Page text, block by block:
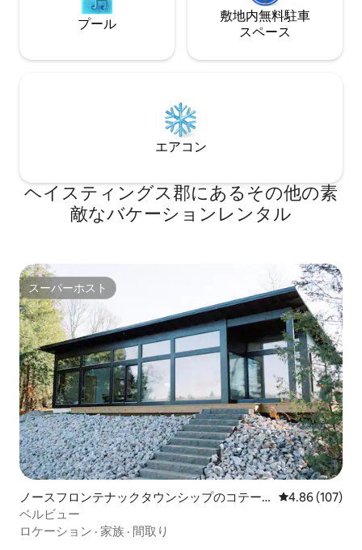
プール
敷地内無料駐⁠車
ス⁠ペ⁠ー⁠ス
エアコン
ヘイスティングス郡にあるその他の素
敵なバケーションレンタル
スーパーホスト
スーパーホスト
ノースフロンテナックタウンシップのコテー
ジ
レビュー107
4.86 (107)
ベルビュー
ロケーション · 家族 · 間取り